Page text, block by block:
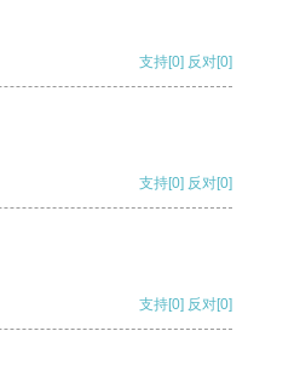
支持[0] 反对[0]
支持[0] 反对[0]
支持[0] 反对[0]